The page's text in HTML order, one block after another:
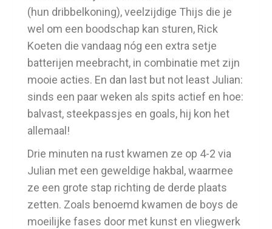
(hun dribbelkoning), veelzijdige Thijs die je
wel om een boodschap kan sturen, Rick
Koeten die vandaag nóg een extra setje
batterijen meebracht, in combinatie met zijn
mooie acties. En dan last but not least Julian:
sinds een paar weken als spits actief en hoe:
balvast, steekpassjes en goals, hij kon het
allemaal!
Drie minuten na rust kwamen ze op 4-2 via
Julian met een geweldige hakbal, waarmee
ze een grote stap richting de derde plaats
zetten. Zoals benoemd kwamen de boys de
moeilijke fases door met kunst en vliegwerk